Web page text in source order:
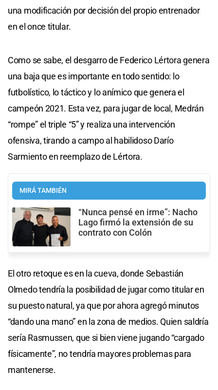
una modificación por decisión del propio entrenador
en el once titular.
Como se sabe, el desgarro de Federico Lértora genera
una baja que es importante en todo sentido: lo
futbolístico, lo táctico y lo anímico que genera el
campeón 2021. Esta vez, para jugar de local, Medrán
“rompe” el triple “5” y realiza una intervención
ofensiva, tirando a campo al habilidoso Darío
Sarmiento en reemplazo de Lértora.
MIRÁ TAMBIÉN
“Nunca pensé en irme”: Nacho
Lago firmó la extensión de su
contrato con Colón
El otro retoque es en la cueva, donde Sebastián
Olmedo tendría la posibilidad de jugar como titular en
su puesto natural, ya que por ahora agregó minutos
“dando una mano” en la zona de medios. Quien saldría
sería Rasmussen, que si bien viene jugando “cargado
físicamente”, no tendría mayores problemas para
mantenerse.